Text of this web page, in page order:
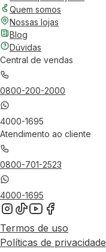
Quem somos
Nossas lojas
Blog
Dúvidas
Central de vendas
0800-200-2000
4000-1695
Atendimento ao cliente
0800-701-2523
4000-1695
Termos de uso
Políticas de privacidade